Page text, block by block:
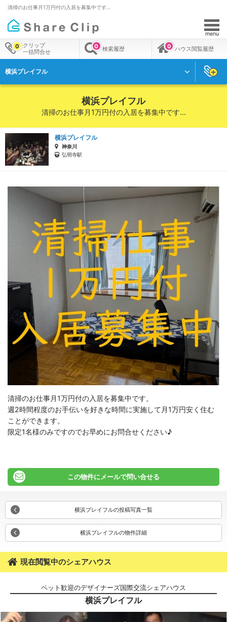
清掃のお仕事月1万円付の入居を募集中です…
menu
クリップ
一括問合せ
0 検索履歴
0 ハウス閲覧履歴
0
横浜プレイフル
横浜プレイフル
清掃のお仕事月1万円付の入居を募集中です…
横浜プレイフル
神奈川
弘明寺駅
清掃のお仕事月1万円付の入居を募集中です。
週2時間程度のお手伝いを好きな時間に実施して月1万円安く住む
ことができます。
限定1名様のみですのでお早めにお問合せください♪
この物件にメールで問い合せる
横浜プレイフルの投稿写真一覧
横浜プレイフルの物件詳細
現在閲覧中のシェアハウス
ペット歓迎のデザイナーズ国際交流シェアハウス
横浜プレイフル